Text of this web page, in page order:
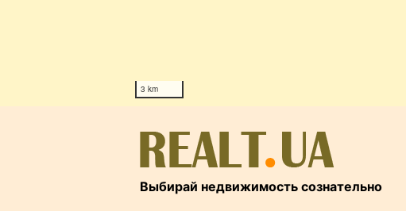
3 km
Выбирай недвижимость сознательно